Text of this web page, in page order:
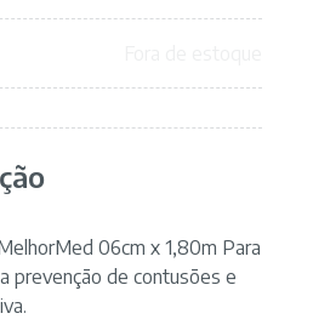
06cm x 1,80m Para
prevenção de contusões e